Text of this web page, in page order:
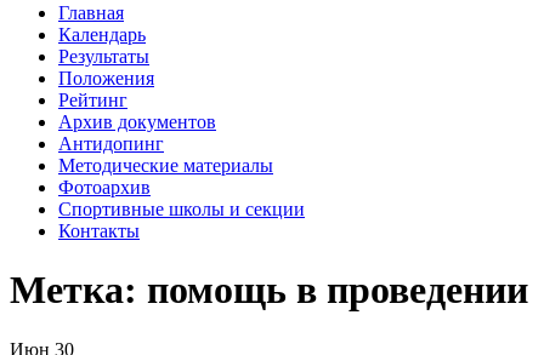
Главная
Календарь
Результаты
Положения
Рейтинг
Архив документов
Антидопинг
Методические материалы
Фотоархив
Спортивные школы и секции
Контакты
Метка: помощь в проведении
Июн 30